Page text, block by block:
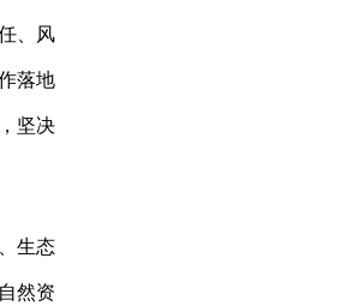
、风
落地
坚决
生态
然资